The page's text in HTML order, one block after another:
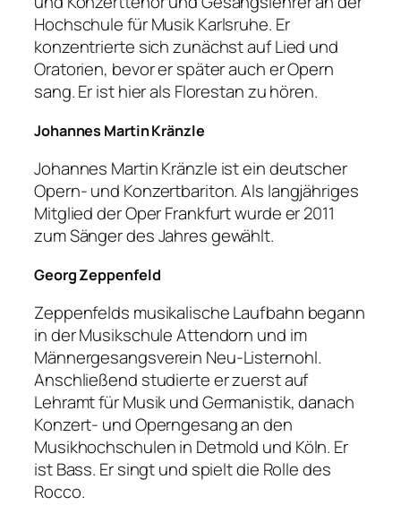
Hochschule für Musik Karlsruhe. Er
konzentrierte sich zunächst auf Lied und
Oratorien, bevor er später auch er Opern
sang. Er ist hier als Florestan zu hören.
Johannes Martin Kränzle
Johannes Martin Kränzle ist ein deutscher
Opern- und Konzertbariton. Als langjähriges
Mitglied der Oper Frankfurt wurde er 2011
zum Sänger des Jahres gewählt.
Georg Zeppenfeld
Zeppenfelds musikalische Laufbahn begann
in der Musikschule Attendorn und im
Männergesangsverein Neu-Listernohl.
Anschließend studierte er zuerst auf
Lehramt für Musik und Germanistik, danach
Konzert- und Operngesang an den
Musikhochschulen in Detmold und Köln. Er
ist Bass. Er singt und spielt die Rolle des
Rocco.